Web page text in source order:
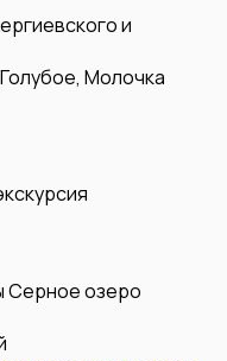
и
Молочка
Серное озеро